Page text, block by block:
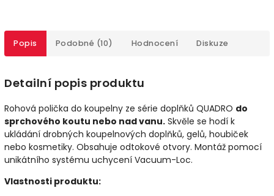
Popis Podobné (10) Hodnocení Diskuze
Detailní popis produktu
Rohová polička do koupelny ze série doplňků QUADRO do
sprchového koutu nebo nad vanu. Skvěle se hodí k
ukládání drobných koupelnových doplňků, gelů, houbiček
nebo kosmetiky. Obsahuje odtokové otvory. Montáž pomocí
unikátního systému uchycení Vacuum-Loc.
Vlastnosti produktu: